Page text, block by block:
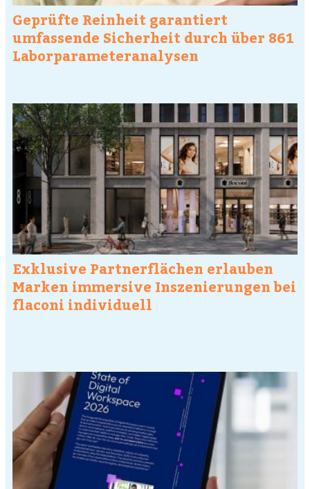
Geprüfte Reinheit garantiert
umfassende Sicherheit durch über 861
Laborparameteranalysen
Exklusive Partnerflächen erlauben
Marken immersive Inszenierungen bei
flaconi individuell